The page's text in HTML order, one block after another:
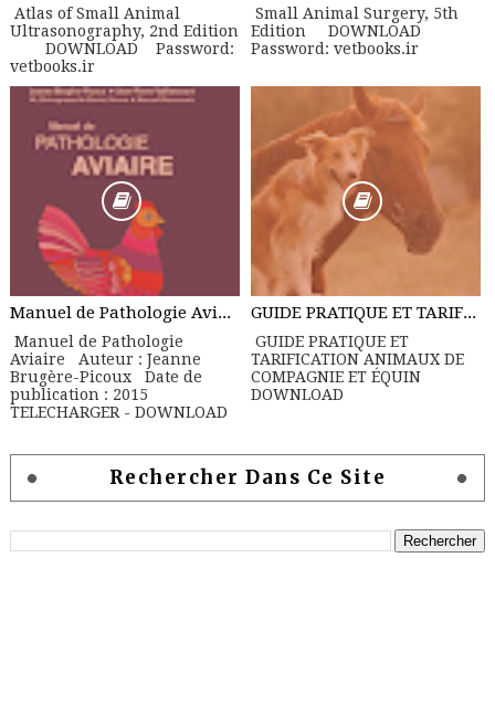
Atlas of Small Animal
Ultrasonography, 2nd Edition
DOWNLOAD Password:
vetbooks.ir
Small Animal Surgery, 5th
Edition DOWNLOAD
Password: vetbooks.ir
Manuel de Pathologie Aviaire
Manuel de Pathologie
Aviaire Auteur : Jeanne
Brugère-Picoux Date de
publication : 2015
TELECHARGER - DOWNLOAD
GUIDE PRATIQUE ET TARIFICATION ANIMAUX DE COMPAGNIE ET ÉQUIN
GUIDE PRATIQUE ET
TARIFICATION ANIMAUX DE
COMPAGNIE ET ÉQUIN
DOWNLOAD
Rechercher Dans Ce Site